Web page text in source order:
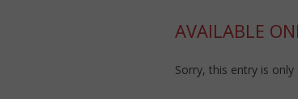
AVAILABLE
Sorry, this entry is only